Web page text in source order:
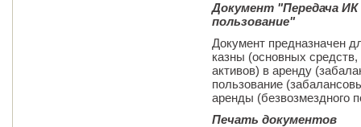
Документ "Передача ИК
пользование"
Документ предназначен
казны (основных
активов) в аренду
пользование
аренды (безвозмездного
Печать документов